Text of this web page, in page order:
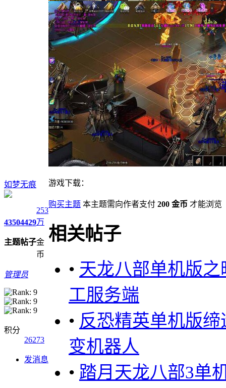
如梦无痕
4350
主题
4429
帖子
253
万
金
币
管理员
积分
26273
发消息
游戏下载：
购买主题 本主题需向作者支付 200 金币 才能浏览
相关帖子
• 天龙八部单机版
工服务端
• 反恐精英单机版
变机器人
• 踏月天龙八部3单